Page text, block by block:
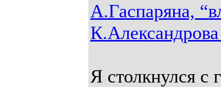
А.Гаспаряна,
Я столкнулся с